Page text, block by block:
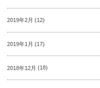
2019年2月 (12)
2019年1月 (17)
2018年12月 (18)